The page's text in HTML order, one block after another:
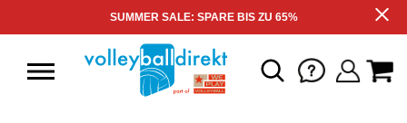
SUMMER SALE: SPARE BIS ZU 65%